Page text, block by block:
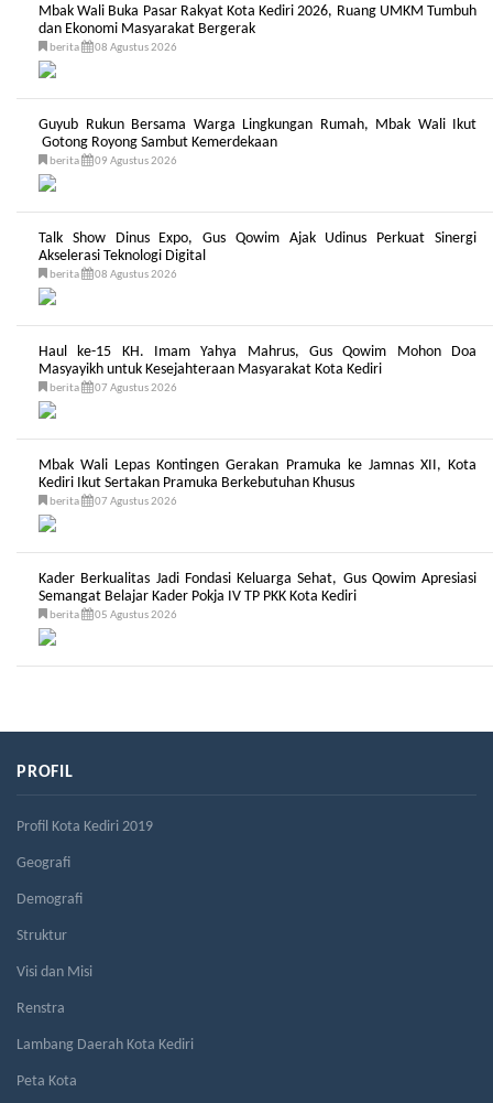
Mbak Wali Buka Pasar Rakyat Kota Kediri 2026, Ruang UMKM Tumbuh
dan Ekonomi Masyarakat Bergerak
berita 08 Agustus 2026
Guyub Rukun Bersama Warga Lingkungan Rumah, Mbak Wali Ikut
Gotong Royong Sambut Kemerdekaan
berita 09 Agustus 2026
Talk Show Dinus Expo, Gus Qowim Ajak Udinus Perkuat Sinergi
Akselerasi Teknologi Digital
berita 08 Agustus 2026
Haul ke-15 KH. Imam Yahya Mahrus, Gus Qowim Mohon Doa
Masyayikh untuk Kesejahteraan Masyarakat Kota Kediri
berita 07 Agustus 2026
Mbak Wali Lepas Kontingen Gerakan Pramuka ke Jamnas XII, Kota
Kediri Ikut Sertakan Pramuka Berkebutuhan Khusus
berita 07 Agustus 2026
Kader Berkualitas Jadi Fondasi Keluarga Sehat, Gus Qowim Apresiasi
Semangat Belajar Kader Pokja IV TP PKK Kota Kediri
berita 05 Agustus 2026
PROFIL
Profil Kota Kediri 2019
Geografi
Demografi
Struktur
Visi dan Misi
Renstra
Lambang Daerah Kota Kediri
Peta Kota